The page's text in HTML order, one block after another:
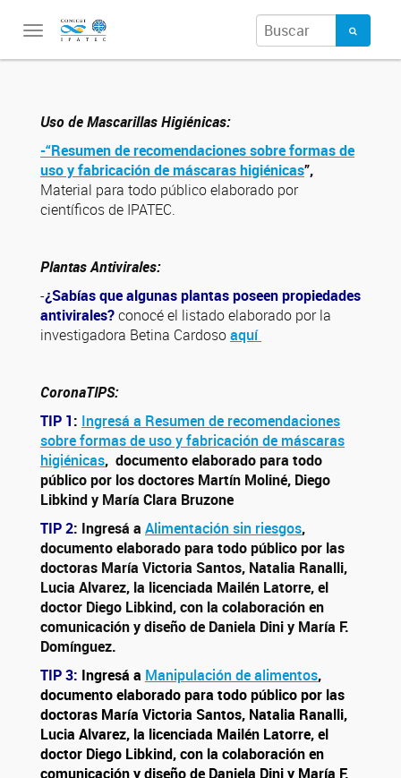
Toggle
Uso de Mascarillas Higiénicas:
-“Resumen de recomendaciones sobre formas de
uso y fabricación de máscaras higiénicas”,
Material para todo público elaborado por
científicos de IPATEC.
Plantas Antivirales:
-¿Sabías que algunas plantas poseen propiedades
antivirales?conocé el listado elaborado por la
investigadora Betina Cardosoaquí
CoronaTIPS:
TIP 1: Ingresá a Resumen de recomendaciones
sobre formas de uso y fabricación de máscaras
higiénicas, documento elaborado para todo
público por los doctores Martín Moliné, Diego
Libkind y María Clara Bruzone
TIP 2: Ingresá a Alimentación sin riesgos,
documento elaborado para todo público por las
doctoras María Victoria Santos, Natalia Ranalli,
Lucia Alvarez, la licenciada Mailén Latorre, el
doctor Diego Libkind, con la colaboración en
comunicación y diseño de Daniela Dini y María F.
Domínguez.
TIP 3: Ingresá a Manipulación de alimentos,
documento elaborado para todo público por las
doctoras María Victoria Santos, Natalia Ranalli,
Lucia Alvarez, la licenciada Mailén Latorre, el
doctor Diego Libkind, con la colaboración en
comunicación y diseño de Daniela Dini y María F.